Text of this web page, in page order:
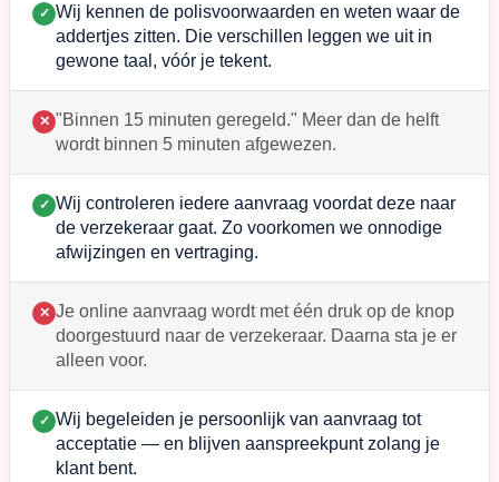
✓ Wij kennen de polisvoorwaarden en weten waar de
addertjes zitten. Die verschillen leggen we uit in
gewone taal, vóór je tekent.
✕ "Binnen 15 minuten geregeld." Meer dan de helft
wordt binnen 5 minuten afgewezen.
✓ Wij controleren iedere aanvraag voordat deze naar
de verzekeraar gaat. Zo voorkomen we onnodige
afwijzingen en vertraging.
✕ Je online aanvraag wordt met één druk op de knop
doorgestuurd naar de verzekeraar. Daarna sta je er
alleen voor.
✓ Wij begeleiden je persoonlijk van aanvraag tot
acceptatie — en blijven aanspreekpunt zolang je
klant bent.